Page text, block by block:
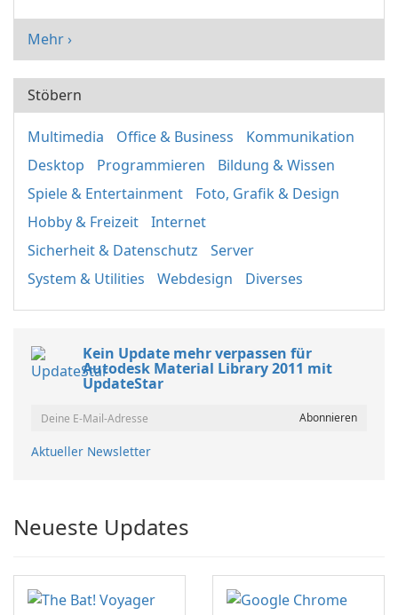
Mehr ›
Stöbern
Multimedia Office & Business
Kommunikation
Desktop
Programmieren
Bildung & Wissen
Spiele & Entertainment
Foto, Grafik & Design
Hobby & Freizeit
Internet
Sicherheit & Datenschutz
Server
System & Utilities
Webdesign Diverses
Kein Update mehr verpassen für
Autodesk Material Library 2011 mit
UpdateStar
Aktueller Newsletter
Neueste Updates